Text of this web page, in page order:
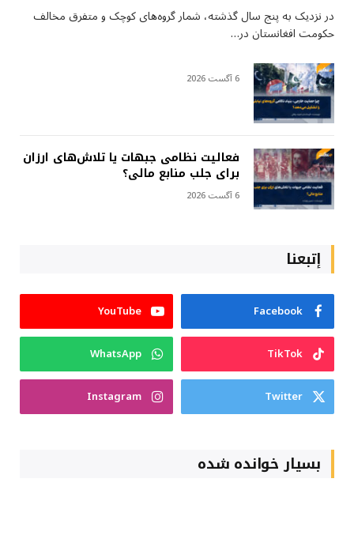
در نزدیک به پنج سال گذشته، شمار گروه‌های کوچک و متفرق مخالف
حکومت افغانستان در…
6 آگست 2026
فعالیت نظامی جبهات یا تلاش‌های ارزان
برای جلب منابع مالی؟
6 آگست 2026
إتبعنا
Facebook
YouTube
TikTok
WhatsApp
Twitter
Instagram
بسیار خوانده شده